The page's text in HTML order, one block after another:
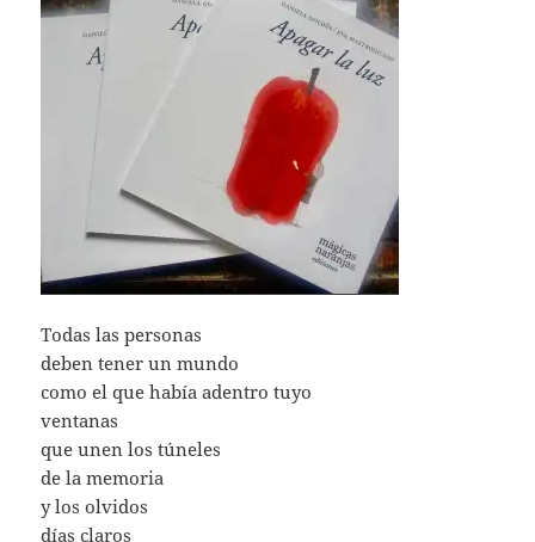
Todas las personas
deben tener un mundo
como el que había adentro tuyo
ventanas
que unen los túneles
de la memoria
y los olvidos
días claros